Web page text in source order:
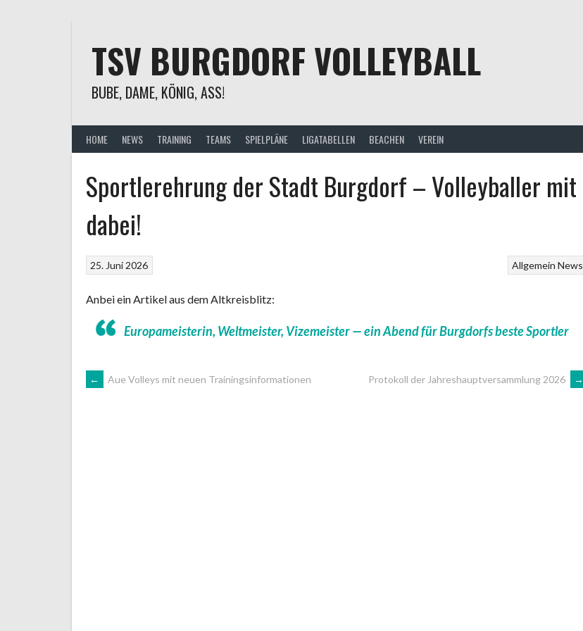
TSV BURGDORF VOLLEYBALL
BUBE, DAME, KÖNIG, ASS!
HOME NEWS TRAINING TEAMS SPIELPLÄNE LIGATABELLEN BEACHEN VEREIN
Sportlerehrung der Stadt Burgdorf – Volleyballer mit
dabei!
Allgemein News
25. Juni 2026
Anbei ein Artikel aus dem Altkreisblitz:
Europameisterin, Weltmeister, Vizemeister — ein Abend für Burgdorfs beste Sportler
ARTIKEL-
← Aue Volleys mit neuen Trainingsinformationen Protokoll der Jahreshauptversammlung 2026 →